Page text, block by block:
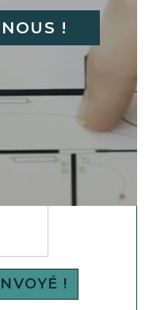
cadre vide à
!
NOUS !